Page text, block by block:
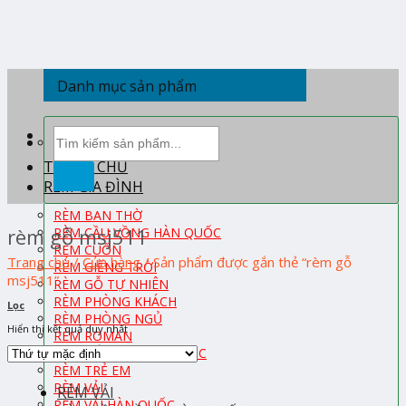
TRANG CHỦ
RÈM GIA ĐÌNH
RÈM BAN THỜ
RÈM CẦU VỒNG HÀN QUỐC
RÈM CUỐN
RÈM GIẾNG TRỜI
RÈM GỖ TỰ NHIÊN
RÈM PHÒNG KHÁCH
RÈM PHÒNG NGỦ
RÈM ROMAN
RÈM TỔ ONG HÀN QUỐC
RÈM TRẺ EM
RÈM VẢI
Danh mục sản phẩm
kiếm:
rèm gỗ msj511
Trang chủ / Cửa hàng /Sản phẩm được gắn thẻ “rèm gỗ
msj511”
Lọc
Hiển thị kết quả duy nhất
RÈM VẢI